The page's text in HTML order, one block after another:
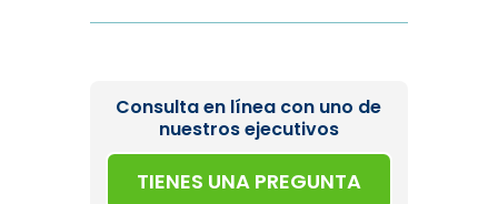
Consulta en línea con uno de
nuestros ejecutivos
TIENES UNA PREGUNTA